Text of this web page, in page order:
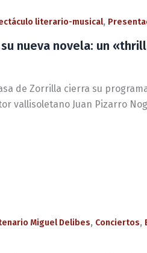
literario-musical,
nueva novela: un
de Zorrilla cierra su
vallisoletano Juan Pizarro
Miguel Delibes, Conciertos,